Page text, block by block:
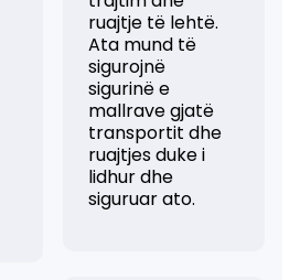
ruajtje të lehtë.
Ata mund të
sigurojnë
sigurinë e
mallrave gjatë
transportit dhe
ruajtjes duke i
lidhur dhe
siguruar ato.